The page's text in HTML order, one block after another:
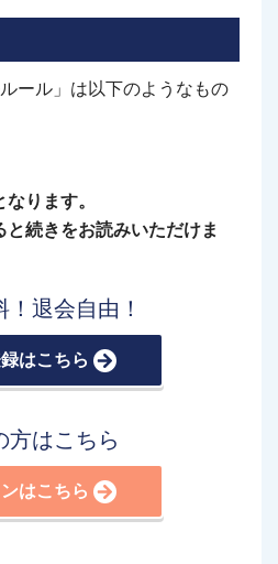
ール」は以下のようなもの
ります。
続きをお読みいただけま
！退会自由！
はこちら
方はこちら
はこちら